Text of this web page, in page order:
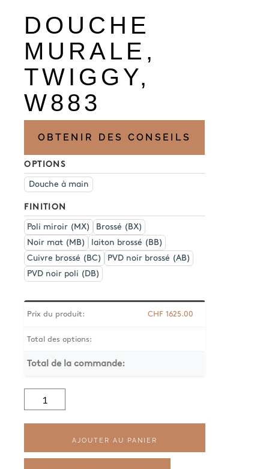
DOUCHE
MURALE,
TWIGGY,
W883
OBTENIR DES CONSEILS
OPTIONS
Douche à main
FINITION
Poli miroir (MX)
Brossé (BX)
Noir mat (MB)
laiton brossé (BB)
Cuivre brossé (BC)
PVD noir brossé (AB)
PVD noir poli (DB)
Prix du produit: CHF 1625.00
Total des options:
Total de la commande:
AJOUTER AU PANIER